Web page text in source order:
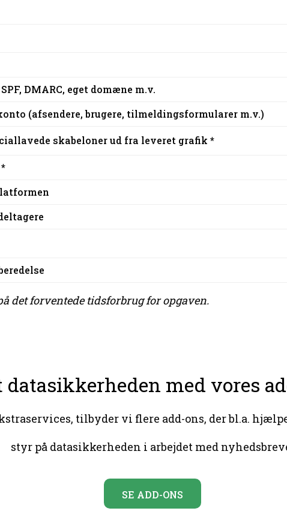
DMARC, eget domæne m.v.
(afsendere, brugere, tilmeldingsformularer m.v.)
skabeloner ud fra leveret grafik *
det forventede tidsforbrug for opgaven.
datasikkerheden med vores
tilbyder vi flere add-ons, der bl.a.
styr på datasikkerheden i arbejdet med
SE ADD-ONS